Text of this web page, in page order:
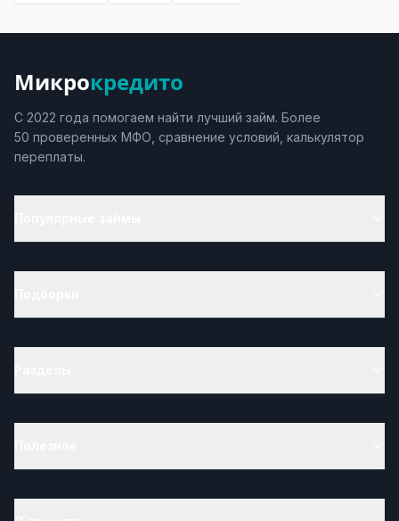
Микрокредито
С 2022 года помогаем найти лучший займ. Более
50 проверенных МФО, сравнение условий, калькулятор
переплаты.